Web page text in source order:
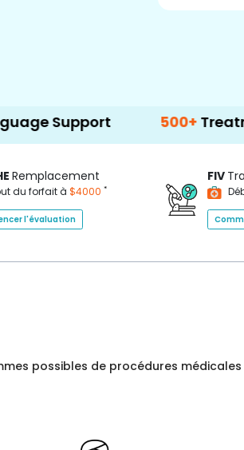
500+ Treatment
Remplacement
du forfait à $4000 *
l'évaluation
FIV
possibles de procédures